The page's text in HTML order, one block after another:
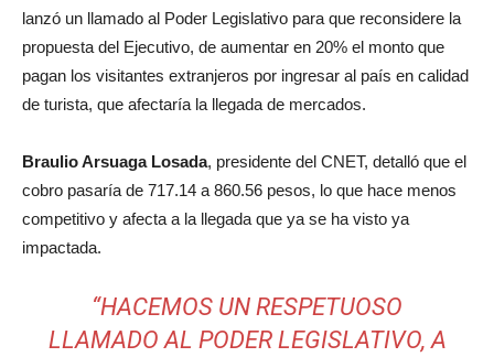
lanzó un llamado al Poder Legislativo para que reconsidere la
propuesta del Ejecutivo, de aumentar en 20% el monto que
pagan los visitantes extranjeros por ingresar al país en calidad
de turista, que afectaría la llegada de mercados.
Braulio Arsuaga Losada, presidente del CNET, detalló que el
cobro pasaría de 717.14 a 860.56 pesos, lo que hace menos
competitivo y afecta a la llegada que ya se ha visto ya
impactada.
“HACEMOS UN RESPETUOSO
LLAMADO AL PODER LEGISLATIVO, A